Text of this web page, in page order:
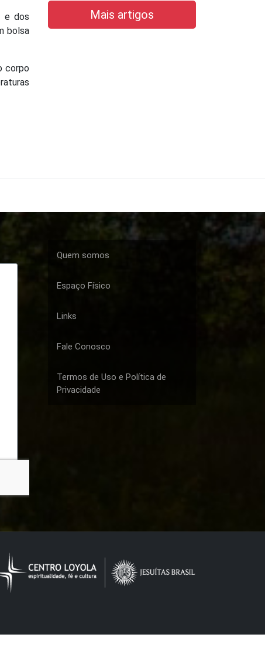
e dos
bolsa
corpo
Mais artigos
Quem somos
Espaço Físico
Links
Fale Conosco
Termos de Uso e Política de
Privacidade